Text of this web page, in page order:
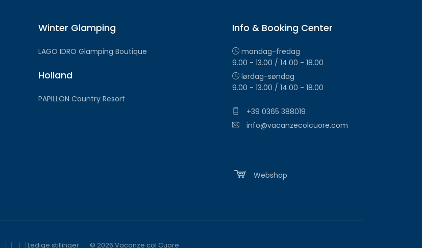
Winter Glamping
LAGO IDRO Glamping Boutique
Holland
PAPILLON Country Resort
Info & Booking Center
mandag-fredag
9.00 - 13.00 / 14.00 - 18.00
lørdag-søndag
9.00 - 13.00 / 14.00 - 18.00
+39 0365 388019
info@vacanzecolcuore.com
Webshop
| | Ledige stillinger © 2026 Vacanze col Cuore